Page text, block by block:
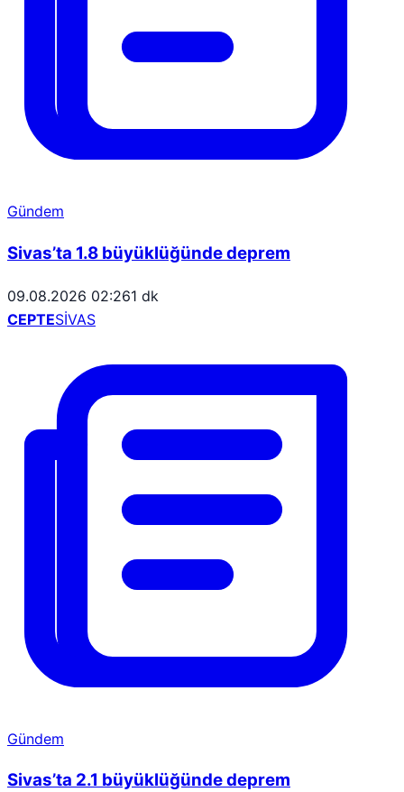
Gündem
Sivas’ta 1.8 büyüklüğünde deprem
09.08.2026 02:261 dk
CEPTESİVAS
Gündem
Sivas’ta 2.1 büyüklüğünde deprem